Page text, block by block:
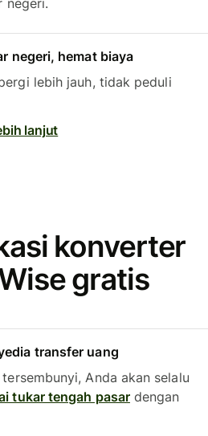
negeri.
negeri, hemat biaya
lebih jauh, tidak peduli
lanjut
konverter
gratis
transfer uang
Anda akan selalu
tukar tengah pasardengan